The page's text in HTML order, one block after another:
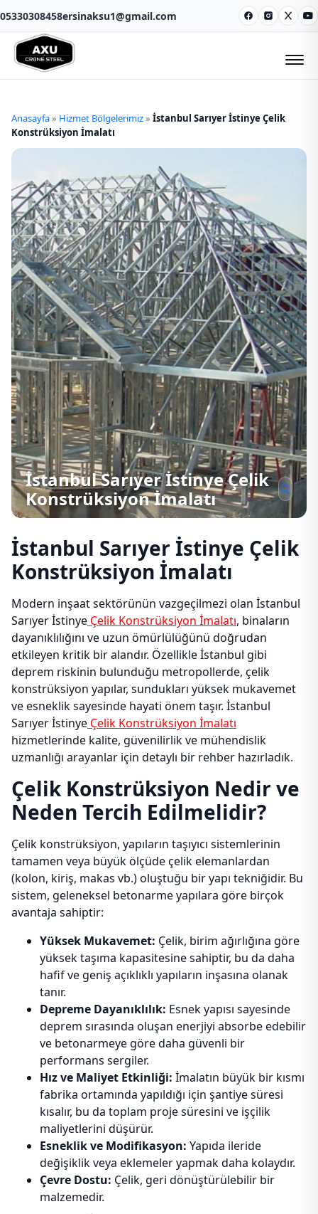
05330308458ersinaksu1@gmail.com Facebook
Instagram
X
Anasayfa» Hizmet Bölgelerimiz» İstanbul Sarıyer İstinye Çelik
Konstrüksiyon İmalatı
İstanbul Sarıyer İstinye Çelik
Konstrüksiyon İmalatı
İstanbul Sarıyer İstinye Çelik
Konstrüksiyon İmalatı
Modern inşaat sektörünün vazgeçilmezi olan İstanbul
Sarıyer İstinye Çelik Konstrüksiyon İmalatı, binaların
dayanıklılığını ve uzun ömürlülüğünü doğrudan
etkileyen kritik bir alandır. Özellikle İstanbul gibi
deprem riskinin bulunduğu metropollerde, çelik
konstrüksiyon yapılar, sundukları yüksek mukavemet
ve esneklik sayesinde hayati önem taşır. İstanbul
Sarıyer İstinye Çelik Konstrüksiyon İmalatı
hizmetlerinde kalite, güvenilirlik ve mühendislik
uzmanlığı arayanlar için detaylı bir rehber hazırladık.
Çelik Konstrüksiyon Nedir ve
Neden Tercih Edilmelidir?
Çelik konstrüksiyon, yapıların taşıyıcı sistemlerinin
tamamen veya büyük ölçüde çelik elemanlardan
(kolon, kiriş, makas vb.) oluştuğu bir yapı tekniğidir. Bu
sistem, geleneksel betonarme yapılara göre birçok
avantaja sahiptir:
Yüksek Mukavemet: Çelik, birim ağırlığına göre
yüksek taşıma kapasitesine sahiptir, bu da daha
hafif ve geniş açıklıklı yapıların inşasına olanak
tanır.
Depreme Dayanıklılık: Esnek yapısı sayesinde
deprem sırasında oluşan enerjiyi absorbe edebilir
ve betonarmeye göre daha güvenli bir
performans sergiler.
Hız ve Maliyet Etkinliği: İmalatın büyük bir kısmı
fabrika ortamında yapıldığı için şantiye süresi
kısalır, bu da toplam proje süresini ve işçilik
maliyetlerini düşürür.
Esneklik ve Modifikasyon: Yapıda ileride
değişiklik veya eklemeler yapmak daha kolaydır.
Çevre Dostu: Çelik, geri dönüştürülebilir bir
malzemedir.